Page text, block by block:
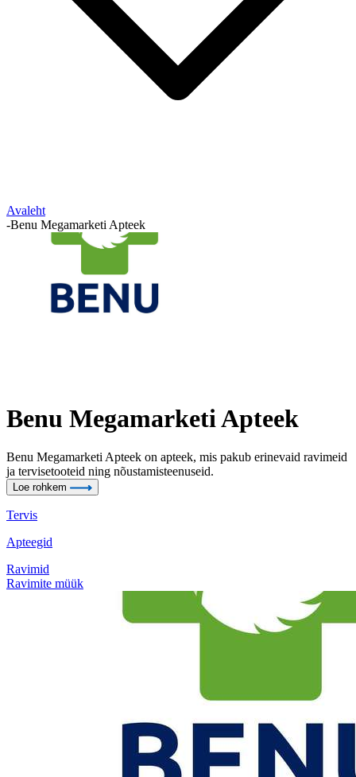
Avaleht
-Benu Megamarketi Apteek
Benu Megamarketi Apteek
Benu Megamarketi Apteek on apteek, mis pakub erinevaid ravimeid
ja tervisetooteid ning nõustamisteenuseid.
Loe rohkem
Tervis
Apteegid
Ravimid
Ravimite müük